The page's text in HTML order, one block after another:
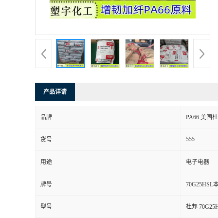
产品详请
品牌 PA66 美国
货号 555
用途 电子电器
牌号 70G25HSL
型号 杜邦